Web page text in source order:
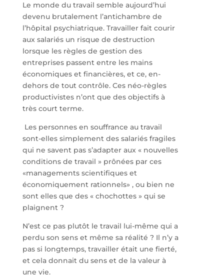
Le monde du travail semble aujourd’hui
devenu brutalement l’antichambre de
l’hôpital psychiatrique. Travailler fait courir
aux salariés un risque de destruction
lorsque les règles de gestion des
entreprises passent entre les mains
économiques et financières, et ce, en-
dehors de tout contrôle. Ces néo-règles
productivistes n’ont que des objectifs à
très court terme.
Les personnes en souffrance au travail
sont-elles simplement des salariés fragiles
qui ne savent pas s’adapter aux « nouvelles
conditions de travail » prônées par ces
«managements scientifiques et
économiquement rationnels» , ou bien ne
sont elles que des « chochottes » qui se
plaignent ?
N’est ce pas plutôt le travail lui-même qui a
perdu son sens et même sa réalité ? Il n’y a
pas si longtemps, travailler était une fierté,
et cela donnait du sens et de la valeur à
une vie.